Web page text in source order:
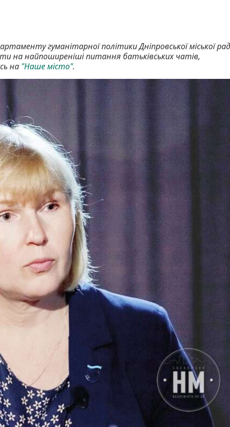
гуманітарної політики Дніпровської міської
на найпоширеніші питання батьківських чатів,
на "Наше місто".